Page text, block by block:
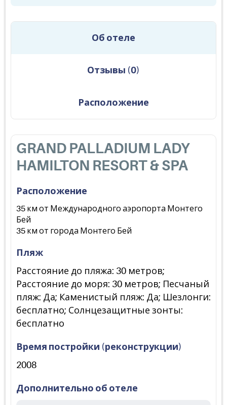
Об отеле
Отзывы (0)
Расположение
GRAND PALLADIUM LADY
HAMILTON RESORT & SPA
Расположение
35 км от Международного аэропорта Монтего
Бей
35 км от города Монтего Бей
Пляж
Расстояние до пляжа: 30 метров;
Расстояние до моря: 30 метров; Песчаный
пляж: Да; Каменистый пляж: Да; Шезлонги:
бесплатно; Солнцезащитные зонты:
бесплатно
Время постройки (реконструкции)
2008
Дополнительно об отеле